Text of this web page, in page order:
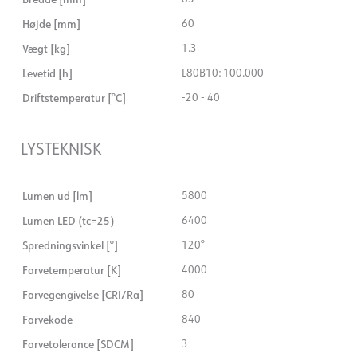
Højde [mm] 60
Vægt [kg] 1.3
Levetid [h] L80B10: 100.000
Driftstemperatur [°C] -20 - 40
LYSTEKNISK
Lumen ud [lm] 5800
Lumen LED (tc=25) 6400
Spredningsvinkel [°] 120°
Farvetemperatur [K] 4000
Farvegengivelse [CRI/Ra] 80
Farvekode 840
Farvetolerance [SDCM] 3